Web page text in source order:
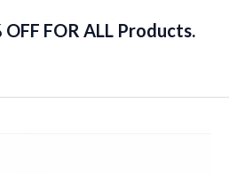
OFF FOR ALL Products.